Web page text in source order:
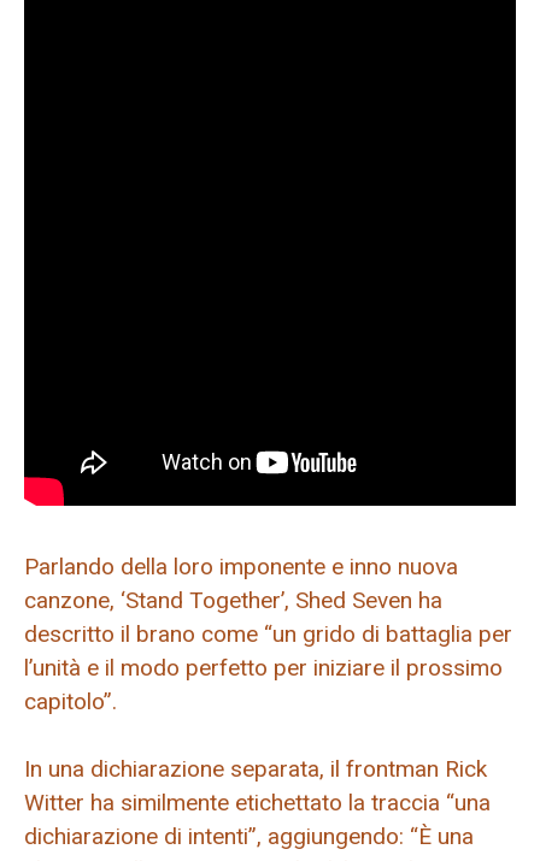
Parlando della loro imponente e inno nuova
canzone, ‘Stand Together’, Shed Seven ha
descritto il brano come “un grido di battaglia per
l’unità e il modo perfetto per iniziare il prossimo
capitolo”.
In una dichiarazione separata, il frontman Rick
Witter ha similmente etichettato la traccia “una
dichiarazione di intenti”, aggiungendo: “È una